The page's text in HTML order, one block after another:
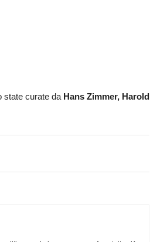
state curate da Hans Zimmer, Harold